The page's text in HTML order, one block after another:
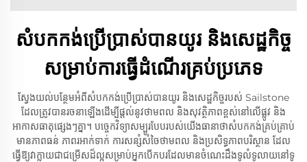
សំបកកង់ប្រើប្រាស់បានយូរ និងសេដ្ឋកិច្ច
សម្រាប់ការធ្វើដំណើរគ្រប់ប្រភេទ
ស្វែងយល់បន្ថែមអំពីសំបកកង់ប្រើប្រាស់បានយូរ និងសេដ្ឋកិច្ចរបស់ Sailstone
ដែលត្រូវបានរចនាឡើងដើម្បីផ្តល់នូវថាមពល និងសុវត្ថិភាពខ្ពស់នៅលើផ្លូវ និង
អាកាសធាតុផ្សេងៗគ្នា។ បច្ចេកវិទ្យាសម្បូរបែបរបស់យើងធានាថាសំបកកង់គ្រប់គ្រាប់
មានភាពធន់ ភាពរអាក់ទាក់ ការសន្សំសំចៃថាមពល និងប្រសិទ្ធភាពបរិស្ថាន ដែល
ធ្វើឱ្យវាក្លាយជាជម្រើសដ៏ល្អសម្រាប់អ្នកបើកបរដែលមានចំណេះដឹងទូលំទូលាយនៅទូ